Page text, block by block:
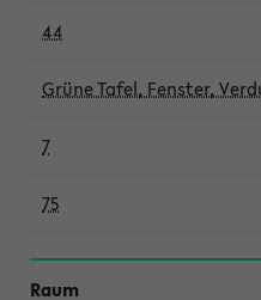
44
Grüne Tafel, Fenster,
7
75